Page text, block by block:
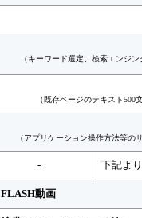
（キーワード選定、検索エンジ
（既存ページのテキスト500
（アプリケーション操作方法等の
- 下記より
FLASH動画